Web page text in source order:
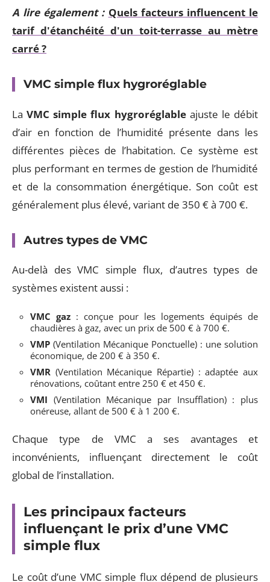
A lire également : Quels facteurs influencent le
tarif d'étanchéité d'un toit-terrasse au mètre
carré ?
VMC simple flux hygroréglable
LaVMC simple flux hygroréglableajuste le débit
d’air en fonction de l’humidité présente dans les
différentes pièces de l’habitation. Ce système est
plus performant en termes de gestion de l’humidité
et de la consommation énergétique. Son coût est
généralement plus élevé, variant de 350 € à 700 €.
Autres types de VMC
Au-delà des VMC simple flux, d’autres types de
systèmes existent aussi :
VMC gaz : conçue pour les logements équipés de
chaudières à gaz, avec un prix de 500 € à 700 €.
VMP (Ventilation Mécanique Ponctuelle) : une solution
économique, de 200 € à 350 €.
VMR (Ventilation Mécanique Répartie) : adaptée aux
rénovations, coûtant entre 250 € et 450 €.
VMI (Ventilation Mécanique par Insufflation) : plus
onéreuse, allant de 500 € à 1 200 €.
Chaque type de VMC a ses avantages et
inconvénients, influençant directement le coût
global de l’installation.
Les principaux facteurs
influençant le prix d’une VMC
simple flux
Le coût d’une VMC simple flux dépend de plusieurs